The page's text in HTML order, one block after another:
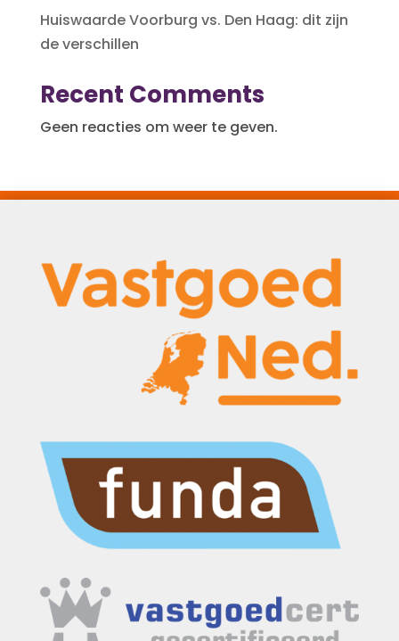
Huiswaarde Voorburg vs. Den Haag: dit zijn
de verschillen
Recent Comments
Geen reacties om weer te geven.